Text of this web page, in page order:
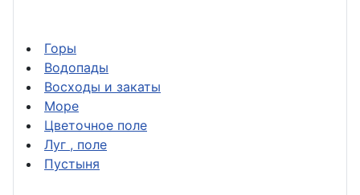
Горы
Водопады
Восходы и закаты
Море
Цветочное поле
Луг , поле
Пустыня